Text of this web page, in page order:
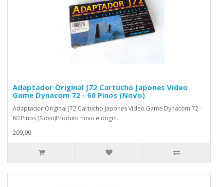
Adaptador Original J72 Cartucho Japones Video
Game Dynacom 72 - 60 Pinos (Novo)
Adaptador Original J72 Cartucho Japones Video Game Dynacom 72 -
60 Pinos (Novo)Produto novo e origin..
209,99